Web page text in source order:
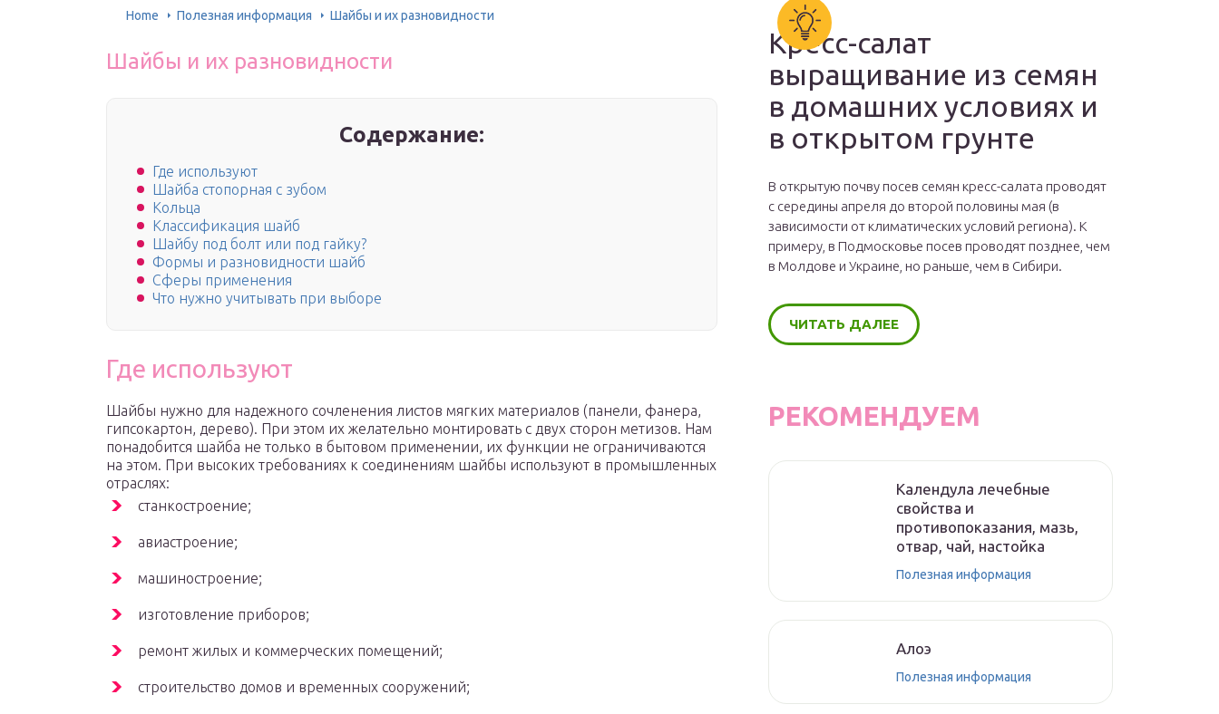
Home Полезная информация Шайбы и их разновидности
Шайбы и их разновидности
Содержание:
Где используют
Шайба стопорная с зубом
Кольца
Классификация шайб
Шайбу под болт или под гайку?
Формы и разновидности шайб
Сферы применения
Что нужно учитывать при выборе
Где используют
Шайбы нужно для надежного сочленения листов мягких материалов (панели, фанера,
гипсокартон, дерево). При этом их желательно монтировать с двух сторон метизов. Нам
понадобится шайба не только в бытовом применении, их функции не ограничиваются
на этом. При высоких требованиях к соединениям шайбы используют в промышленных
отраслях:
станкостроение;
авиастроение;
машиностроение;
изготовление приборов;
ремонт жилых и коммерческих помещений;
строительство домов и временных сооружений;
Кресс-салат
выращивание из семян
в домашних условиях и
в открытом грунте
В открытую почву посев семян кресс-салата проводят
с середины апреля до второй половины мая (в
зависимости от климатических условий региона). К
примеру, в Подмосковье посев проводят позднее, чем
в Молдове и Украине, но раньше, чем в Сибири.
ЧИТАТЬ ДАЛЕЕ
РЕКОМЕНДУЕМ
Календула лечебные
свойства и
противопоказания, мазь,
отвар, чай, настойка
Полезная информация
Алоэ
Полезная информация